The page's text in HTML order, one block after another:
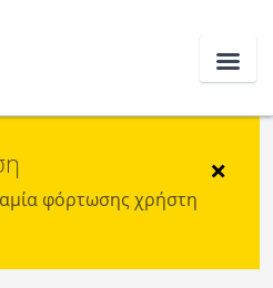
×
φόρτωσης χρήστη